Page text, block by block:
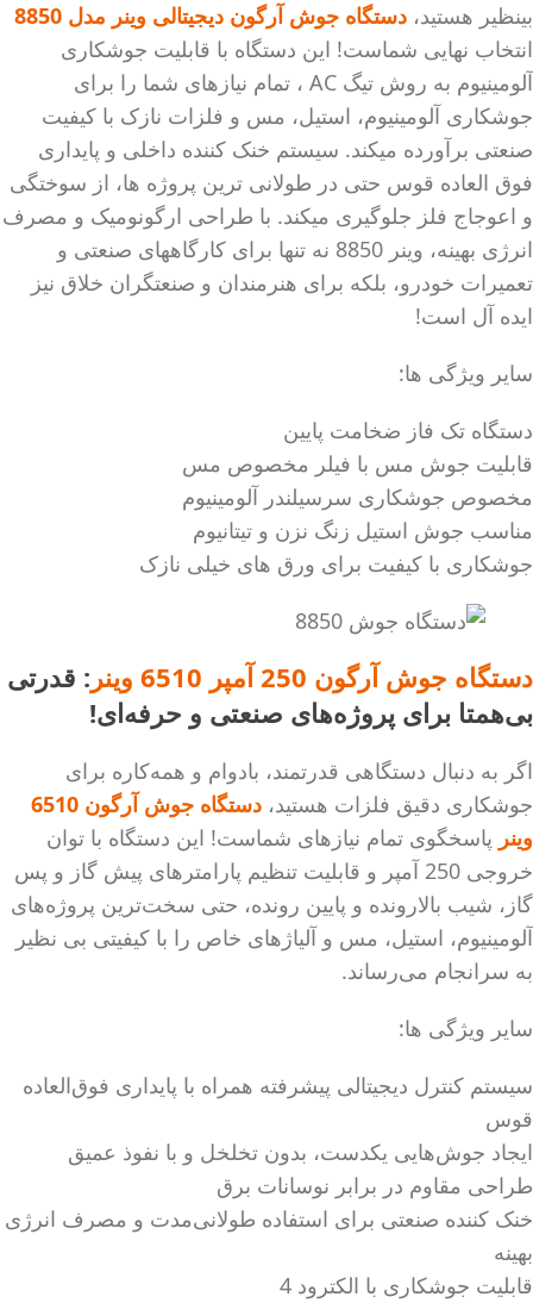
بینظیر هستید، دستگاه جوش آرگون دیجیتالی وینر مدل 8850
انتخاب نهایی شماست! این دستگاه با قابلیت جوشکاری
آلومینیوم به روش تیگ AC ، تمام نیازهای شما را برای
جوشکاری آلومینیوم، استیل، مس و فلزات نازک با کیفیت
صنعتی برآورده میکند. سیستم خنک کننده داخلی و پایداری
فوق العاده قوس حتی در طولانی ترین پروژه ها، از سوختگی
و اعوجاج فلز جلوگیری میکند. با طراحی ارگونومیک و مصرف
انرژی بهینه، وینر 8850 نه تنها برای کارگاههای صنعتی و
تعمیرات خودرو، بلکه برای هنرمندان و صنعتگران خلاق نیز
ایده آل است!
سایر ویژگی ها:
دستگاه تک فاز ضخامت پایین
قابلیت جوش مس با فیلر مخصوص مس
مخصوص جوشکاری سرسیلندر آلومینیوم
مناسب جوش استیل زنگ‌ نزن و تیتانیوم
جوشکاری با کیفیت برای ورق های خیلی نازک
دستگاه جوش آرگون 250 آمپر 6510 وینر
: قدرتی
بی‌همتا برای پروژه‌های صنعتی و حرفه‌ای!
اگر به دنبال دستگاهی قدرتمند، بادوام و همه‌کاره برای
جوشکاری دقیق فلزات هستید،
دستگاه جوش آرگون 6510
وینر پاسخگوی تمام نیازهای شماست! این دستگاه با توان
خروجی 250 آمپر و قابلیت تنظیم پارامترهای پیش گاز و پس
گاز، شیب بالارونده و پایین رونده، حتی سخت‌ترین پروژه‌های
آلومینیوم، استیل، مس و آلیاژهای خاص را با کیفیتی بی نظیر
به سرانجام می‌رساند.
سایر ویژگی ها:
سیستم کنترل دیجیتالی پیشرفته همراه با پایداری فوق‌العاده
قوس
ایجاد جوش‌هایی یکدست، بدون تخلخل و با نفوذ عمیق
طراحی مقاوم در برابر نوسانات برق
خنک‌ کننده صنعتی برای استفاده طولانی‌مدت و مصرف انرژی
بهینه
قابلیت جوشکاری با الکترود 4